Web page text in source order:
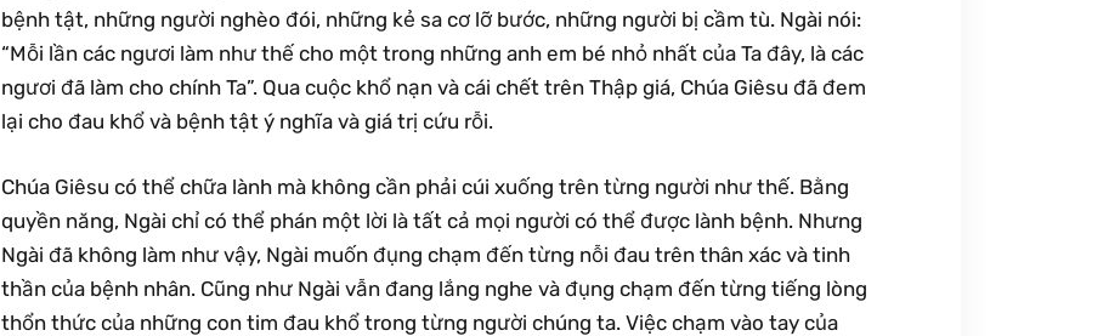
bệnh tật, những người nghèo đói, những kẻ sa cơ lỡ bước, những người bị cầm tù. Ngài nói:
“Mỗi lần các ngươi làm như thế cho một trong những anh em bé nhỏ nhất của Ta đây, là các
ngươi đã làm cho chính Ta”. Qua cuộc khổ nạn và cái chết trên Thập giá, Chúa Giêsu đã đem
lại cho đau khổ và bệnh tật ý nghĩa và giá trị cứu rỗi.
Chúa Giêsu có thể chữa lành mà không cần phải cúi xuống trên từng người như thế. Bằng
quyền năng, Ngài chỉ có thể phán một lời là tất cả mọi người có thể được lành bệnh. Nhưng
Ngài đã không làm như vậy, Ngài muốn đụng chạm đến từng nỗi đau trên thân xác và tinh
thần của bệnh nhân. Cũng như Ngài vẫn đang lắng nghe và đụng chạm đến từng tiếng lòng
thổn thức của những con tim đau khổ trong từng người chúng ta. Việc chạm vào tay của